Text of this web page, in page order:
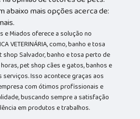
abaixo mais opções acerca de:
e Miados oferece a solução no
VETERINÁRIA, como, banho e tosa
shop Salvador, banho e tosa perto de
pet shop cães e gatos, banhos e
Isso acontece graças aos
com ótimos profissionais e
buscando sempre a satisfação
em produtos e trabalhos.